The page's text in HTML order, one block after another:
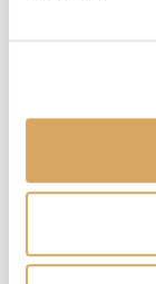
Privacy Policy